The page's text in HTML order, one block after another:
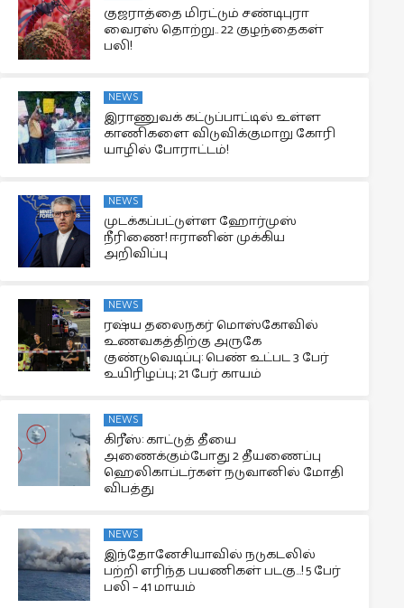
குஜராத்தை மிரட்டும் சண்டிபுரா
வைரஸ் தொற்று.. 22 குழந்தைகள்
பலி!
NEWS
இராணுவக் கட்டுப்பாட்டில் உள்ள
காணிகளை விடுவிக்குமாறு கோரி
யாழில் போராட்டம்!
NEWS
முடக்கப்பட்டுள்ள ஹோர்முஸ்
நீரிணை! ஈரானின் முக்கிய
அறிவிப்பு
NEWS
ரஷ்ய தலைநகர் மொஸ்கோவில்
உணவகத்திற்கு அருகே
குண்டுவெடிப்பு: பெண் உட்பட 3 பேர்
உயிரிழப்பு; 21 பேர் காயம்
NEWS
கிரீஸ்: காட்டுத் தீயை
அணைக்கும்போது 2 தீயணைப்பு
ஹெலிகாப்டர்கள் நடுவானில் மோதி
விபத்து
NEWS
இந்தோனேசியாவில் நடுகடலில்
பற்றி எரிந்த பயணிகள் படகு…! 5 பேர்
பலி – 41 மாயம்